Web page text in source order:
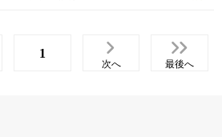
1
次へ 最後へ